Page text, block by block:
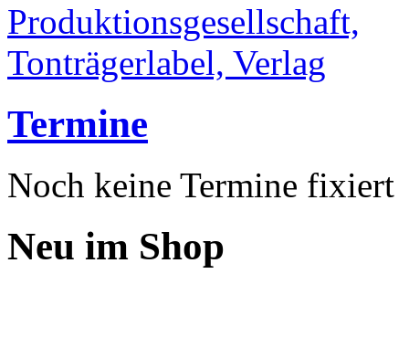
Termine
Noch keine Termine fixiert
Neu im Shop